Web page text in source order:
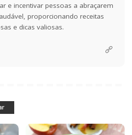
e incentivar pessoas a abraçarem
proporcionando receitas
e dicas valiosas.